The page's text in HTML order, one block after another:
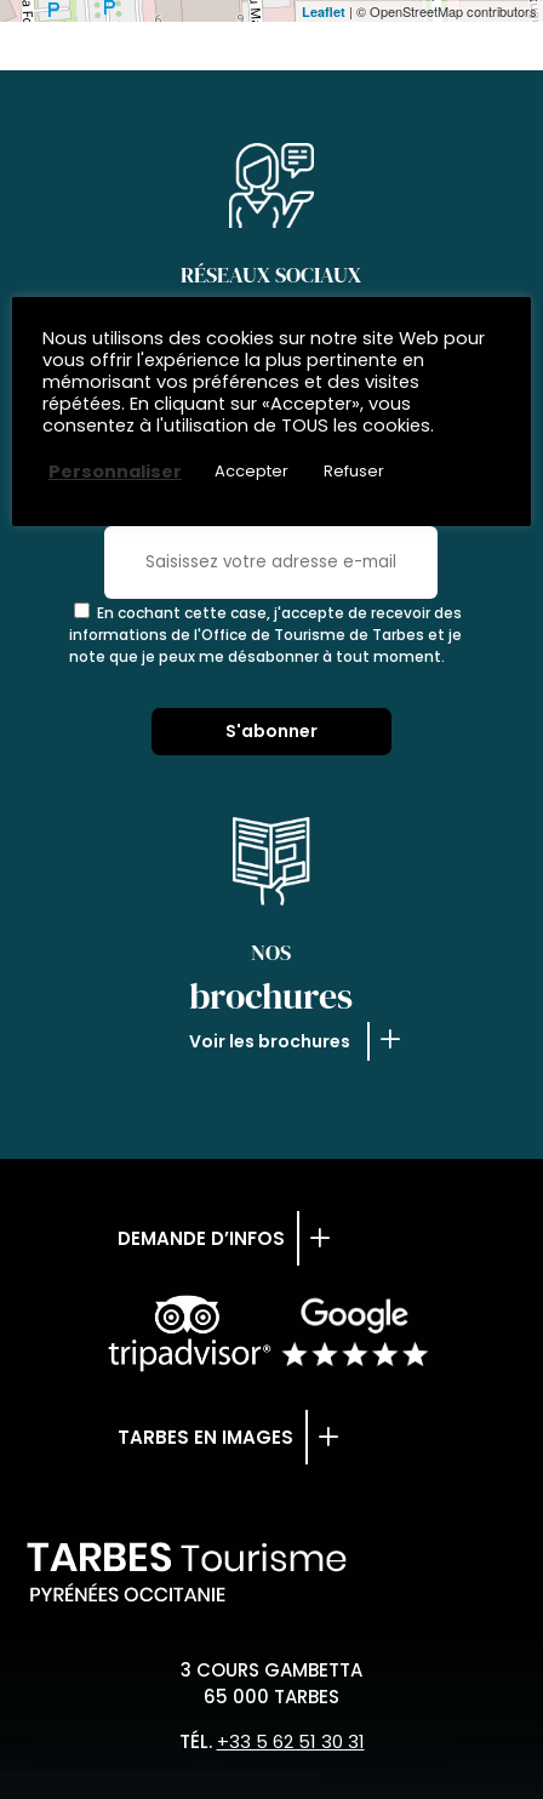
Leaflet | © OpenStreetMap contributors
RÉSEAUX SOCIAUX
Rejoignez-nous
En cochant cette case, j'accepte de recevoir des
informations de l'Office de Tourisme de Tarbes et je
note que je peux me désabonner à tout moment.
NOS
brochures
Voir les brochures
DEMANDE D’INFOS
TARBES EN IMAGES
3 COURS GAMBETTA
65 000 TARBES
TÉL. +33 5 62 51 30 31
Nous utilisons des cookies sur notre site Web pour
vous offrir l'expérience la plus pertinente en
mémorisant vos préférences et des visites
répétées. En cliquant sur «Accepter», vous
consentez à l'utilisation de TOUS les cookies.
Personnaliser
Accepter Refuser